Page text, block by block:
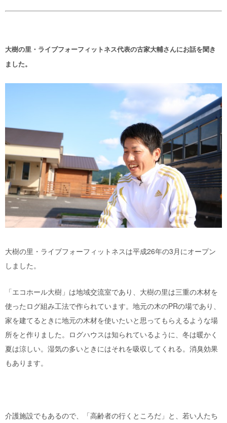
大樹の里・ライブフォーフィットネス代表の古家大輔さんにお話を聞き
ました。
大樹の里・ライブフォーフィットネスは平成26年の3月にオープン
しました。
「エコホール大樹」は地域交流室であり、大樹の里は三重の木材を
使ったログ組み工法で作られています。地元の木のPRの場であり、
家を建てるときに地元の木材を使いたいと思ってもらえるような場
所をと作りました。ログハウスは知られているように、冬は暖かく
夏は涼しい。湿気の多いときにはそれを吸収してくれる。消臭効果
もあります。
介護施設でもあるので、「高齢者の行くところだ」と、若い人たち